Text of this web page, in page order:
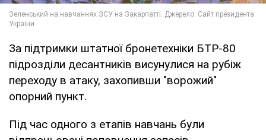
За підтримки штатної бронетехніки БТР-80
підрозділи десантників висунулися на рубіж
переходу в атаку, захопивши "ворожий"
опорний пункт.
Під час одного з етапів навчань були